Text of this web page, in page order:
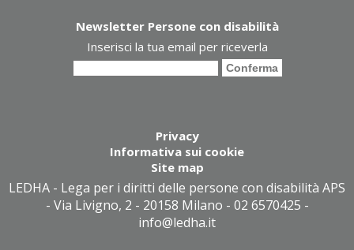
Newsletter Persone con disabilità
Inserisci la tua email per riceverla
Privacy
Informativa sui cookie
Site map
LEDHA - Lega per i diritti delle persone con disabilità APS
- Via Livigno, 2 - 20158 Milano - 02 6570425 -
info@ledha.it